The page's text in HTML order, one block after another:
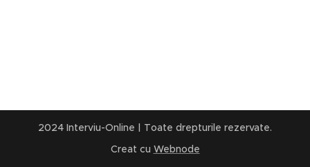
2024 Interviu-Online | Toate drepturile rezervate.
Creat cu Webnode